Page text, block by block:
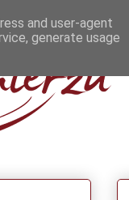
and user-agent
generate usage